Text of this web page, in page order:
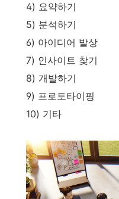
4) 요약하기
5) 분석하기
6) 아이디어 발상
7) 인사이트 찾기
8) 개발하기
9) 프로토타이핑
10) 기타